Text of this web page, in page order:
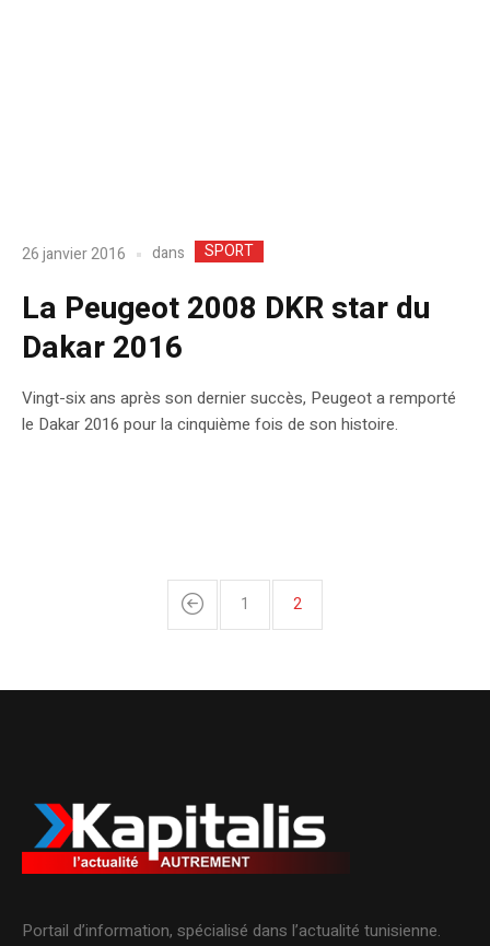
26 janvier 2016 dans SPORT
La Peugeot 2008 DKR star du
Dakar 2016
Vingt-six ans après son dernier succès, Peugeot a remporté
le Dakar 2016 pour la cinquième fois de son histoire.
1 2
Portail d’information, spécialisé dans l’actualité tunisienne.